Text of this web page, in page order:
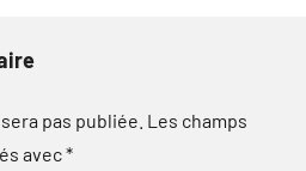
pas publiée. Les champs
avec*